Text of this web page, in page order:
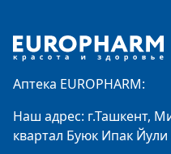
Аптека EUROPHARM:
Наш адрес: г.Ташкент,
квартал Буюк Ипак